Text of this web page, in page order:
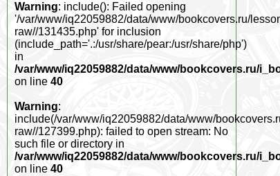
Warning: include(): Failed opening
'/var/www/iq22059882/data/www/bookcovers.ru/
raw//131435.php' for inclusion
(include_path='.:/usr/share/pear:/usr/share/php')
in
/var/www/iq22059882/data/www/bookcovers.ru/
on line 40
Warning:
include(/var/www/iq22059882/data/www/
raw//127399.php): failed to open stream: No
such file or directory in
/var/www/iq22059882/data/www/bookcovers.ru/
on line 40